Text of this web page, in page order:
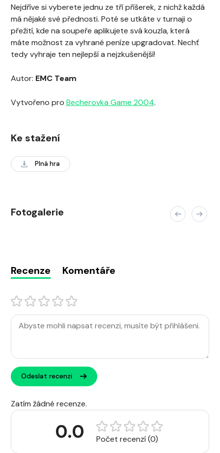
Nejdříve si vyberete jednu ze tří příšerek, z nichž každá
má nějaké své přednosti. Poté se utkáte v turnaji o
přežití, kde na soupeře aplikujete svá kouzla, která
máte možnost za vyhrané peníze upgradovat. Nechť
tedy vyhraje ten nejlepší a nejzkušenější!
Autor: EMC Team
Vytvořeno pro Becherovka Game 2004.
Ke stažení
Plná hra
Fotogalerie
Recenze Komentáře
Odeslat recenzi
Zatím žádné recenze.
0.0 Počet recenzí (0)